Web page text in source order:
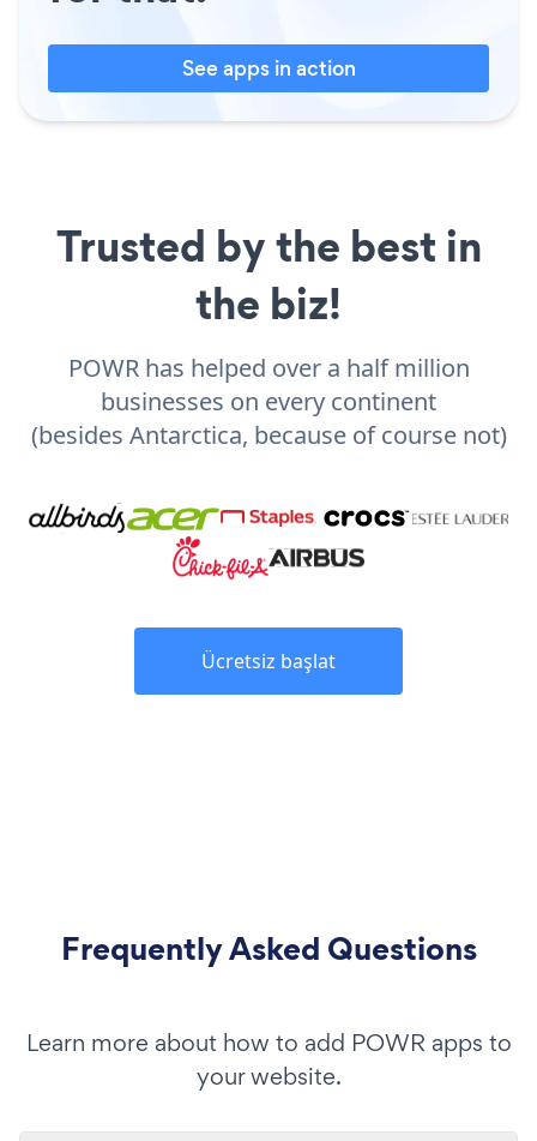
See apps in action
Trusted by the best in
the biz!
POWR has helped over a half million
businesses on every continent
(besides Antarctica, because of course not)
Ücretsiz başlat
Frequently Asked Questions
Learn more about how to add POWR apps to
your website.